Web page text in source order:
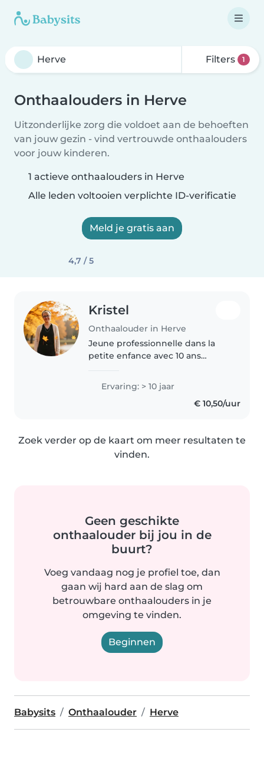
Filters 1
Onthaalouders in Herve
Uitzonderlijke zorg die voldoet aan de behoeften
van jouw gezin - vind vertrouwde onthaalouders
voor jouw kinderen.
1 actieve onthaalouders in Herve
Alle leden voltooien verplichte ID-verificatie
Meld je gratis aan
4,7 / 5
Kristel
Onthaalouder in Herve
Jeune professionnelle dans la
petite enfance avec 10 ans
d'âge scolaire et présentant des
besoins spécifiques (TDAH,
Ervaring: > 10 jaar
€ 10,50/uur
Zoek verder op de kaart om meer resultaten te
vinden.
Geen geschikte
onthaalouder bij jou in de
buurt?
Voeg vandaag nog je profiel toe, dan
gaan wij hard aan de slag om
betrouwbare onthaalouders in je
omgeving te vinden.
Beginnen
Babysits Onthaalouder Herve